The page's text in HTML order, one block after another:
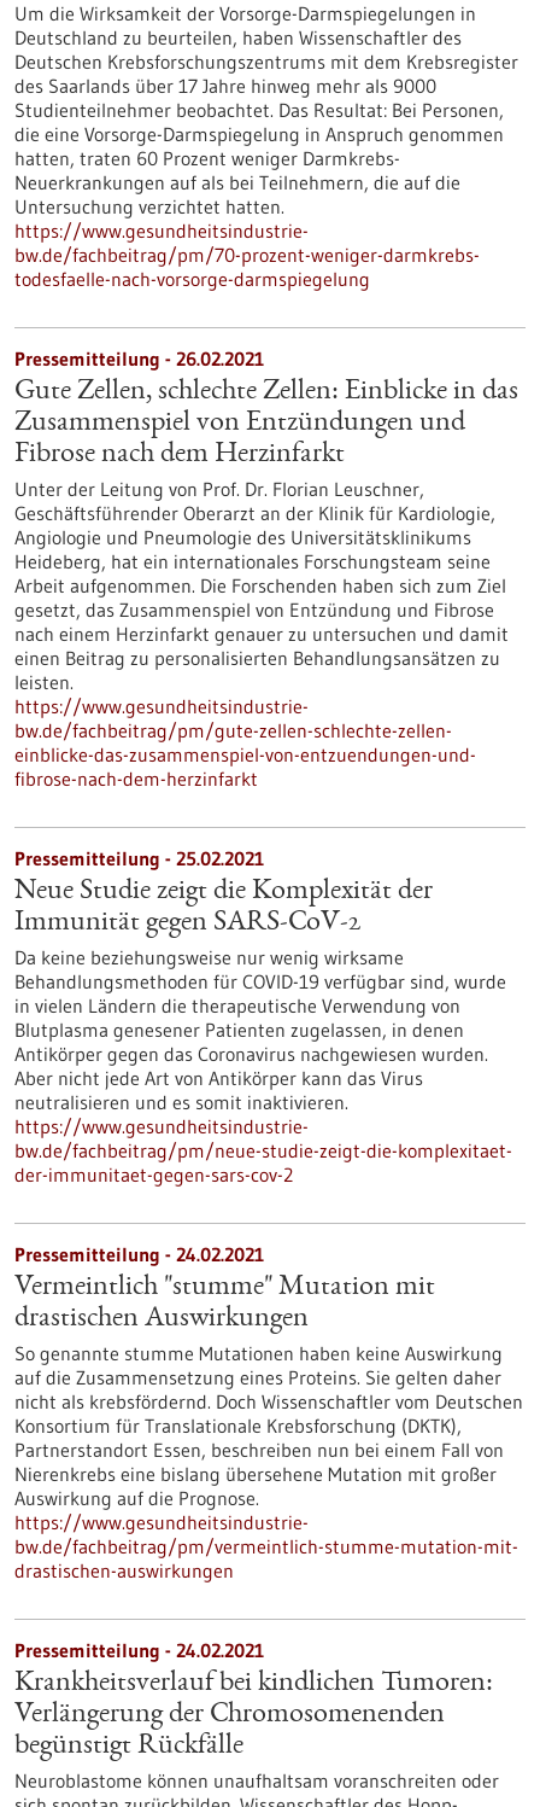
Um die Wirksamkeit der Vorsorge-Darmspiegelungen in
Deutschland zu beurteilen, haben Wissenschaftler des
Deutschen Krebsforschungszentrums mit dem Krebsregister
des Saarlands über 17 Jahre hinweg mehr als 9000
Studienteilnehmer beobachtet. Das Resultat: Bei Personen,
die eine Vorsorge-Darmspiegelung in Anspruch genommen
hatten, traten 60 Prozent weniger Darmkrebs-
Neuerkrankungen auf als bei Teilnehmern, die auf die
Untersuchung verzichtet hatten.
https://www.gesundheitsindustrie-
bw.de/fachbeitrag/pm/70-prozent-weniger-darmkrebs-
todesfaelle-nach-vorsorge-darmspiegelung
Pressemitteilung - 26.02.2021
Gute Zellen, schlechte Zellen: Einblicke in das
Zusammenspiel von Entzündungen und
Fibrose nach dem Herzinfarkt
Unter der Leitung von Prof. Dr. Florian Leuschner,
Geschäftsführender Oberarzt an der Klinik für Kardiologie,
Angiologie und Pneumologie des Universitätsklinikums
Heideberg, hat ein internationales Forschungsteam seine
Arbeit aufgenommen. Die Forschenden haben sich zum Ziel
gesetzt, das Zusammenspiel von Entzündung und Fibrose
nach einem Herzinfarkt genauer zu untersuchen und damit
einen Beitrag zu personalisierten Behandlungsansätzen zu
leisten.
https://www.gesundheitsindustrie-
bw.de/fachbeitrag/pm/gute-zellen-schlechte-zellen-
einblicke-das-zusammenspiel-von-entzuendungen-und-
fibrose-nach-dem-herzinfarkt
Pressemitteilung - 25.02.2021
Neue Studie zeigt die Komplexität der
Immunität gegen SARS-CoV-2
Da keine beziehungsweise nur wenig wirksame
Behandlungsmethoden für COVID-19 verfügbar sind, wurde
in vielen Ländern die therapeutische Verwendung von
Blutplasma genesener Patienten zugelassen, in denen
Antikörper gegen das Coronavirus nachgewiesen wurden.
Aber nicht jede Art von Antikörper kann das Virus
neutralisieren und es somit inaktivieren.
https://www.gesundheitsindustrie-
bw.de/fachbeitrag/pm/neue-studie-zeigt-die-komplexitaet-
der-immunitaet-gegen-sars-cov-2
Pressemitteilung - 24.02.2021
Vermeintlich "stumme" Mutation mit
drastischen Auswirkungen
So genannte stumme Mutationen haben keine Auswirkung
auf die Zusammensetzung eines Proteins. Sie gelten daher
nicht als krebsfördernd. Doch Wissenschaftler vom Deutschen
Konsortium für Translationale Krebsforschung (DKTK),
Partnerstandort Essen, beschreiben nun bei einem Fall von
Nierenkrebs eine bislang übersehene Mutation mit großer
Auswirkung auf die Prognose.
https://www.gesundheitsindustrie-
bw.de/fachbeitrag/pm/vermeintlich-stumme-mutation-mit-
drastischen-auswirkungen
Pressemitteilung - 24.02.2021
Krankheitsverlauf bei kindlichen Tumoren:
Verlängerung der Chromosomenenden
begünstigt Rückfälle
Neuroblastome können unaufhaltsam voranschreiten oder